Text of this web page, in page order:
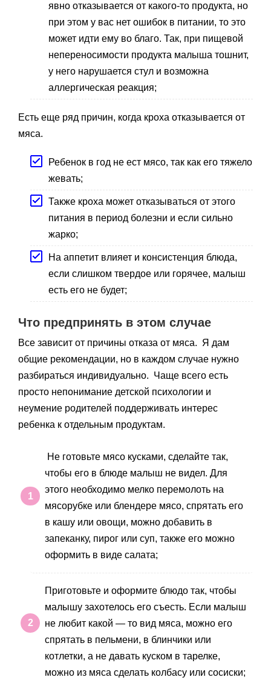
явно отказывается от какого-то продукта, но
при этом у вас нет ошибок в питании, то это
может идти ему во благо. Так, при пищевой
непереносимости продукта малыша тошнит,
у него нарушается стул и возможна
аллергическая реакция;
Есть еще ряд причин, когда кроха отказывается от
мяса.
Ребенок в год не ест мясо, так как его тяжело
жевать;
Также кроха может отказываться от этого
питания в период болезни и если сильно
жарко;
На аппетит влияет и консистенция блюда,
если слишком твердое или горячее, малыш
есть его не будет;
Что предпринять в этом случае
Все зависит от причины отказа от мяса. Я дам
общие рекомендации, но в каждом случае нужно
разбираться индивидуально. Чаще всего есть
просто непонимание детской психологии и
неумение родителей поддерживать интерес
ребенка к отдельным продуктам.
Не готовьте мясо кусками, сделайте так,
чтобы его в блюде малыш не видел. Для
этого необходимо мелко перемолоть на
мясорубке или блендере мясо, спрятать его
в кашу или овощи, можно добавить в
запеканку, пирог или суп, также его можно
оформить в виде салата;
Приготовьте и оформите блюдо так, чтобы
малышу захотелось его съесть. Если малыш
не любит какой — то вид мяса, можно его
спрятать в пельмени, в блинчики или
котлетки, а не давать куском в тарелке,
можно из мяса сделать колбасу или сосиски;